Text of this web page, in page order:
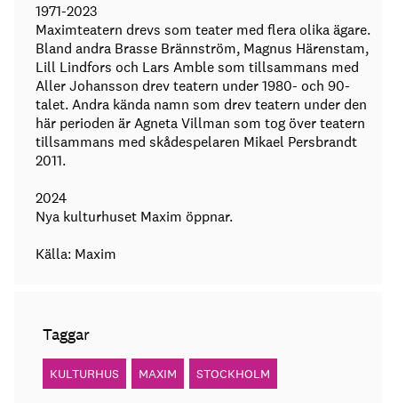
1971-2023
Maximteatern drevs som teater med flera olika ägare.
Bland andra Brasse Brännström, Magnus Härenstam,
Lill Lindfors och Lars Amble som tillsammans med
Aller Johansson drev teatern under 1980- och 90-
talet. Andra kända namn som drev teatern under den
här perioden är Agneta Villman som tog över teatern
tillsammans med skådespelaren Mikael Persbrandt
2011.
2024
Nya kulturhuset Maxim öppnar.
Källa: Maxim
Taggar
KULTURHUS MAXIM STOCKHOLM